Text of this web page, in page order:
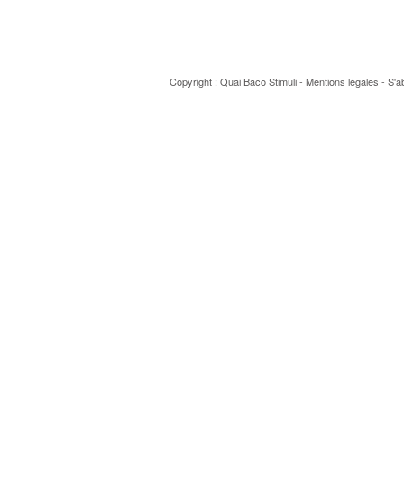
Copyright : Quai BacoStimuli- Mentions légales -